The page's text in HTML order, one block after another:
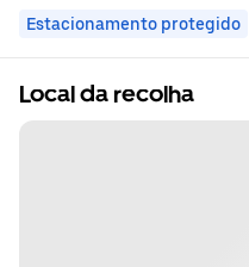
Estacionamento protegido
Local da recolha